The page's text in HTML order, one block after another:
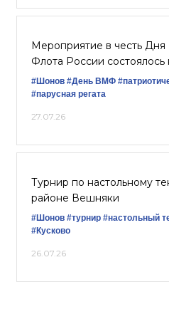
Мероприятие в честь
Флота России состоялось
#Шонов #День ВМФ
#парусная регата
27.07.26
Турнир по настольному
районе Вешняки
#Шонов #турнир #настольный
#Кусково
26.07.26